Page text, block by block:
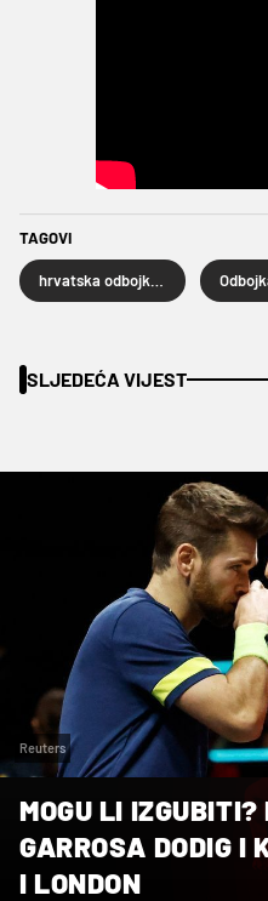
TAGOVI
SLJEDEĆA VIJEST
Reuters
MOGU LI
GARROSA DODIG I
I LONDON